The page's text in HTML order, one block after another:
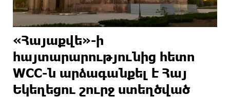
«Հայաքվե»-ի
հայտարարությունից հետո
WCC-ն արձագանքել է Հայ
Եկեղեցու շուրջ ստեղծված